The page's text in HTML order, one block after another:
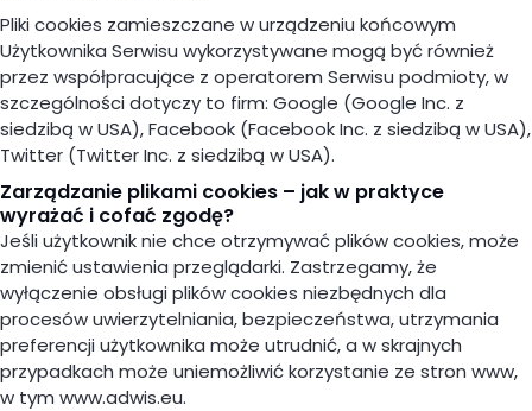
Pliki cookies zamieszczane w urządzeniu końcowym
Użytkownika Serwisu wykorzystywane mogą być również
przez współpracujące z operatorem Serwisu podmioty, w
szczególności dotyczy to firm: Google (Google Inc. z
siedzibą w USA), Facebook (Facebook Inc. z siedzibą w USA),
Twitter (Twitter Inc. z siedzibą w USA).
Zarządzanie plikami cookies – jak w praktyce
wyrażać i cofać zgodę?
Jeśli użytkownik nie chce otrzymywać plików cookies, może
zmienić ustawienia przeglądarki. Zastrzegamy, że
wyłączenie obsługi plików cookies niezbędnych dla
procesów uwierzytelniania, bezpieczeństwa, utrzymania
preferencji użytkownika może utrudnić, a w skrajnych
przypadkach może uniemożliwić korzystanie ze stron www,
w tym www.adwis.eu.